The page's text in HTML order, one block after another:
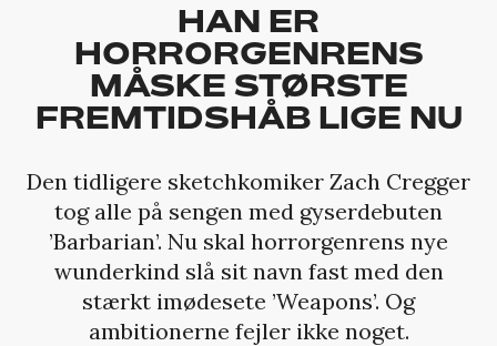
HAN ER
HORRORGENRENS
MÅSKE STØRSTE
FREMTIDSHÅB LIGE NU
Den tidligere sketchkomiker Zach Cregger
tog alle på sengen med gyserdebuten
’Barbarian’. Nu skal horrorgenrens nye
wunderkind slå sit navn fast med den
stærkt imødesete ’Weapons’. Og
ambitionerne fejler ikke noget.